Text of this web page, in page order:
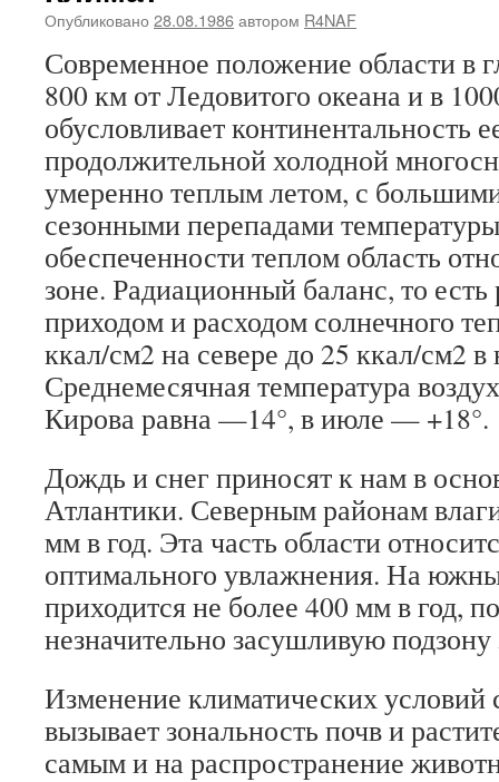
Опубликовано 28.08.1986автором R4NAF
Современное положение области в
800 км от Ледовитого океана и в
обусловливает континентальность
продолжительной холодной
умеренно теплым летом, с
сезонными перепадами
обеспеченности теплом область
зоне. Радиационный баланс, то
приходом и расходом солнечного
ккал/см2 на севере до 25 ккал/см2
Среднемесячная температура
Кирова равна —14°, в июле — +18°.
Дождь и снег приносят к нам в
Атлантики. Северным районам
мм в год. Эта часть области
оптимального увлажнения. На
приходится не более 400 мм в год,
незначительно засушливую
Изменение климатических условий
вызывает зональность почв и
самым и на распространение